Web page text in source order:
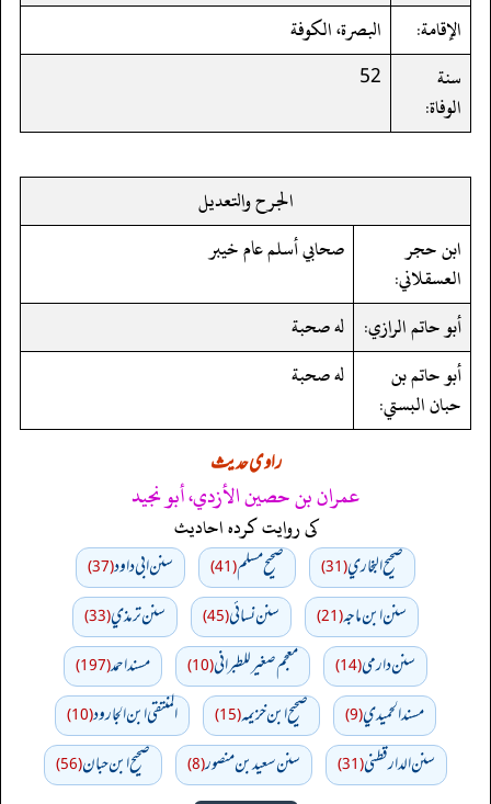
الإقامة:
البصرة، الكوفة
سنة
الوفاة:
52
الجرح والتعديل
ابن حجر
العسقلاني:
صحابي أسلم عام خيبر
أبو حاتم الرازي: له صحبة
أبو حاتم بن
حبان البستي:
له صحبة
راوی حدیث
عمران بن حصين الأزدي، أبو نجيد
کی روایت کردہ احادیث
صحيح البخاري(31) صحيح مسلم(41) سنن ابي داود(37)
سنن ابن ماجه(21) سنن نسائي(45) سنن ترمذي(33)
سنن دارمي(14) معجم صغير للطبراني(10) مسند احمد(197)
مسند الحميدي(9) صحيح ابن خزيمه(15) المنتقى ابن الجارود(10)
سنن الدارقطني(31) سنن سعید بن منصور(8) صحیح ابن حبان(56)